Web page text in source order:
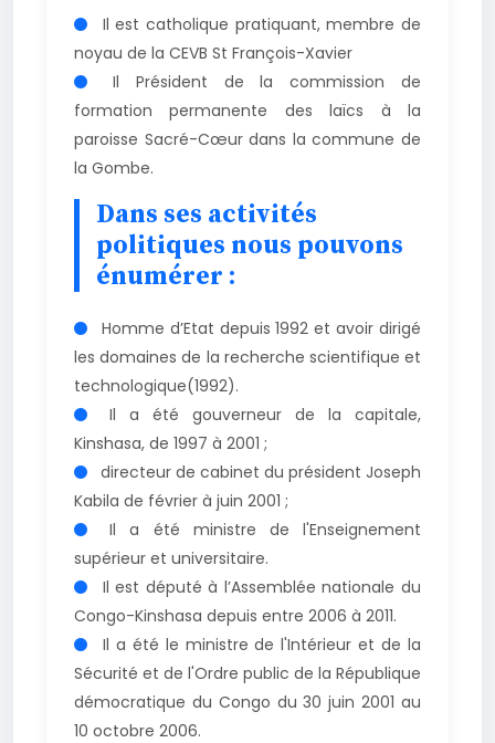
Il est catholique pratiquant, membre de
noyau de la CEVB St François-Xavier
Il Président de la commission de
formation permanente des laïcs à la
paroisse Sacré-Cœur dans la commune de
la Gombe.
Dans ses activités
politiques nous pouvons
énumérer :
Homme d’Etat depuis 1992 et avoir dirigé
les domaines de la recherche scientifique et
technologique(1992).
Il a été gouverneur de la capitale,
Kinshasa, de 1997 à 2001 ;
directeur de cabinet du président Joseph
Kabila de février à juin 2001 ;
Il a été ministre de l'Enseignement
supérieur et universitaire.
Il est député à l’Assemblée nationale du
Congo-Kinshasa depuis entre 2006 à 2011.
Il a été le ministre de l'Intérieur et de la
Sécurité et de l'Ordre public de la République
démocratique du Congo du 30 juin 2001 au
10 octobre 2006.